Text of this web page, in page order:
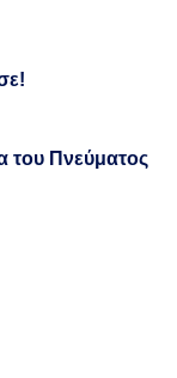
του Πνεύματος